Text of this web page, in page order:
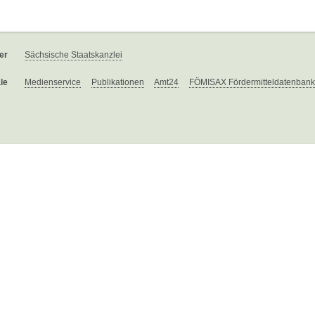
Sächsische Staatskanzlei
Medienservice Publikationen Amt24 FÖMISAX Fördermitteldatenbank